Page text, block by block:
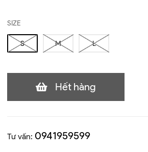
SIZE
S M L
Hết hàng
Tư vấn: 0941959599